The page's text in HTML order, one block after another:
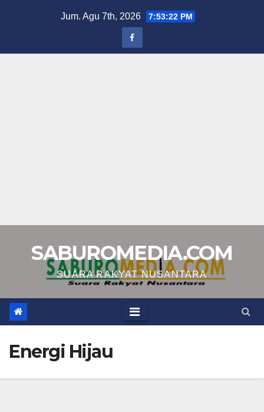
Jum. Agu 7th, 2026 7:53:22 PM
SABUROMEDIA.COM
SUARA RAKYAT NUSANTARA
Energi Hijau